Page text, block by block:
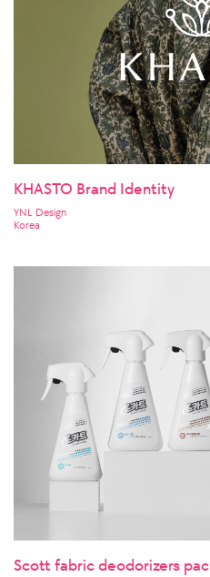
KHASTO Brand Identity
YNL Design
Korea
Scott fabric deodorizers